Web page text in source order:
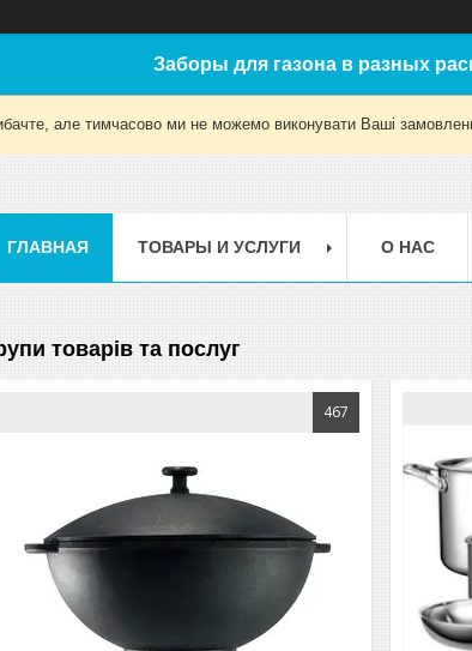
Заборы для газона в разных
але тимчасово ми не можемо виконувати Ваші
ГЛАВНАЯ ТОВАРЫ И УСЛУГИ О НАС
товарів та послуг
467